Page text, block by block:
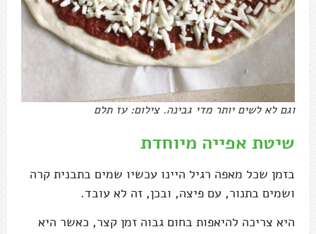
וגם לא לשים יותר מדי גבינה. צילום: עז תלם
שיטת אפייה מיוחדת
בזמן שכל מאפה רגיל היינו עכשיו שמים בתבנית קרה
ושמים בתנור, עם פיצה, ובכן, זה לא עובד.
היא צריכה להיאפות בחום גבוה זמן קצר, כאשר היא